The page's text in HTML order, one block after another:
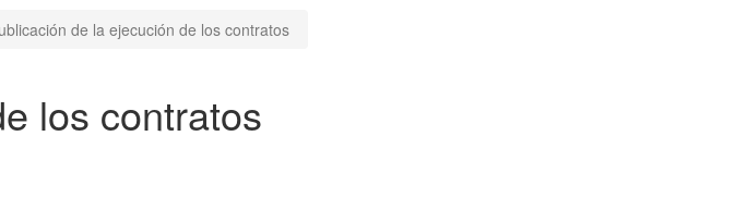
de la ejecución de los contratos
los contratos